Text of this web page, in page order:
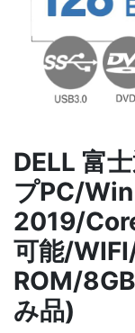
DELL 富
プPC/
2019/
可能/
ROM/
み品)